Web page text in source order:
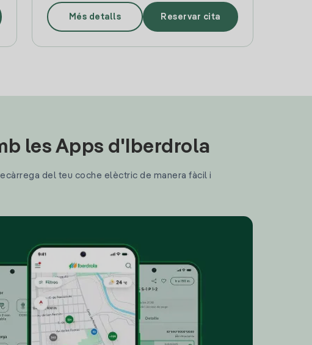
Més detalls Reservar cita
les Apps d'Iberdrola
del teu coche elèctric de manera fàcil i